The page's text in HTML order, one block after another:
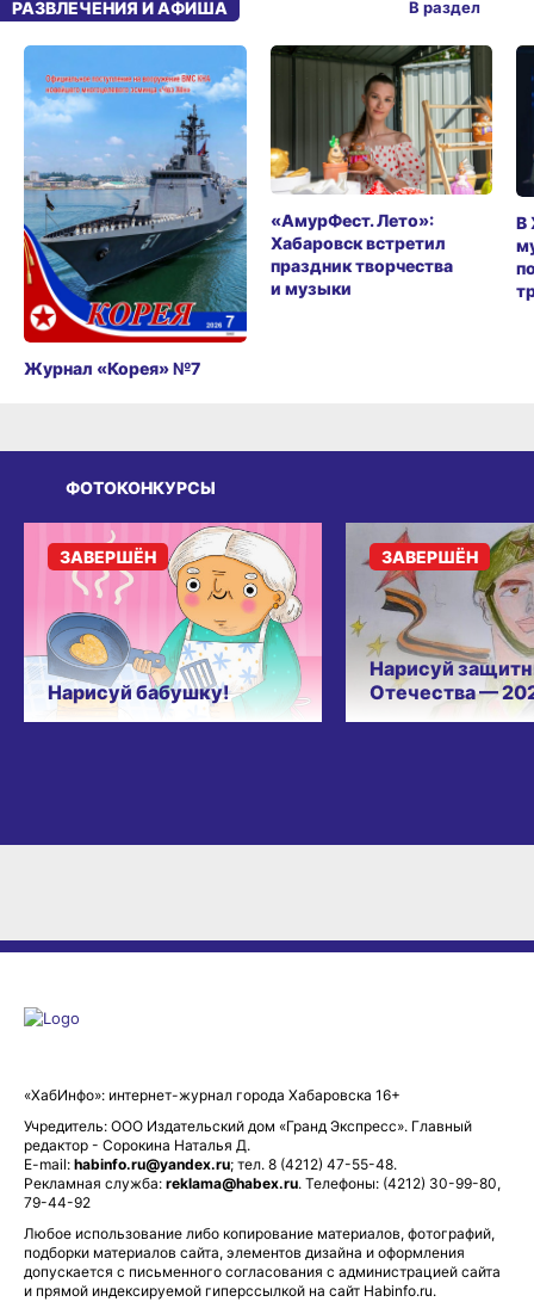
РАЗВЛЕЧЕНИЯ И АФИША
Журнал «Корея» №7
«АмурФест. Лето»:
Хабаровск встретил
праздник творчества
и музыки
В
В раздел
ФОТОКОНКУРСЫ
Нарисуй бабушку!
ЗАВЕРШЁН
Нарисуй
Отечества —
ЗАВЕРШЁН
«ХабИнфо»: интернет-журнал города Хабаровска 16+
Учредитель: ООО Издательский дом «Гранд Экспресс». Главный
редактор - Сорокина Наталья Д.
E-mail: habinfo.ru@yandex.ru; тел. 8 (4212) 47-55-48.
Рекламная служба: reklama@habex.ru. Телефоны: (4212) 30-99-80,
79-44-92
Любое использование либо копирование материалов, фотографий,
подборки материалов сайта, элементов дизайна и оформления
допускается с письменного согласования с администрацией сайта
и прямой индексируемой гиперссылкой на сайт Habinfo.ru.